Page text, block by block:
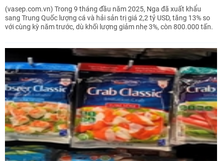
(vasep.com.vn) Trong 9 tháng đầu năm 2025, Nga đã xuất khẩu
sang Trung Quốc lượng cá và hải sản trị giá 2,2 tỷ USD, tăng 13% so
với cùng kỳ năm trước, dù khối lượng giảm nhẹ 3%, còn 800.000 tấn.